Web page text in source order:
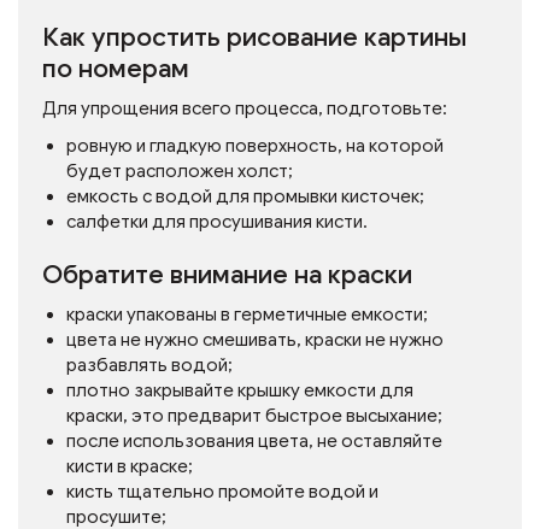
Как упростить рисование картины
по номерам
Для упрощения всего процесса, подготовьте:
ровную и гладкую поверхность, на которой
будет расположен холст;
емкость с водой для промывки кисточек;
салфетки для просушивания кисти.
Обратите внимание на краски
краски упакованы в герметичные емкости;
цвета не нужно смешивать, краски не нужно
разбавлять водой;
плотно закрывайте крышку емкости для
краски, это предварит быстрое высыхание;
после использования цвета, не оставляйте
кисти в краске;
кисть тщательно промойте водой и
просушите;